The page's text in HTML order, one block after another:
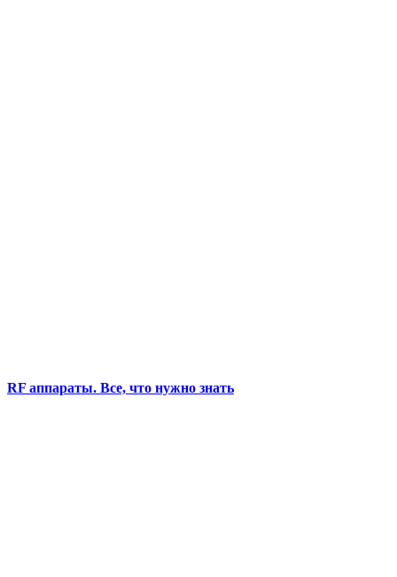
RF аппараты. Все, что нужно знать